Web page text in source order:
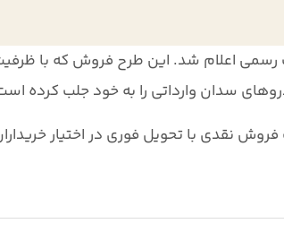
اعلام شد. این طرح فروش که با
سدان وارداتی را به خود جلب کرده
فروش نقدی با تحویل فوری در اختیار